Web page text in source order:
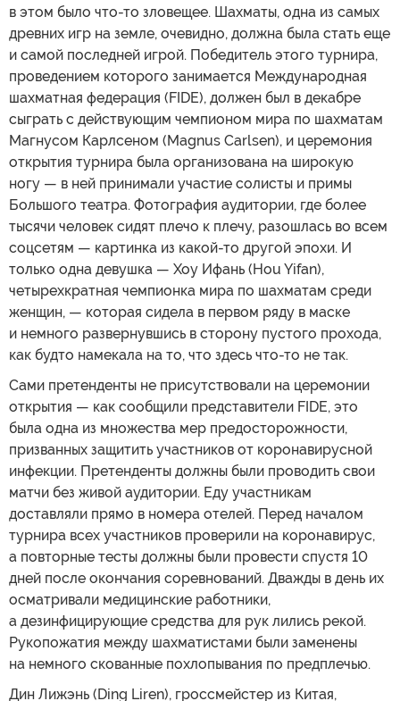
в этом было что-то зловещее. Шахматы, одна из самых
древних игр на земле, очевидно, должна была стать еще
и самой последней игрой. Победитель этого турнира,
проведением которого занимается Международная
шахматная федерация (FIDE), должен был в декабре
сыграть с действующим чемпионом мира по шахматам
Магнусом Карлсеном (Magnus Carlsen), и церемония
открытия турнира была организована на широкую
ногу — в ней принимали участие солисты и примы
Большого театра. Фотография аудитории, где более
тысячи человек сидят плечо к плечу, разошлась во всем
соцсетям — картинка из какой-то другой эпохи. И
только одна девушка — Хоу Ифань (Hou Yifan),
четырехкратная чемпионка мира по шахматам среди
женщин, — которая сидела в первом ряду в маске
и немного развернувшись в сторону пустого прохода,
как будто намекала на то, что здесь что-то не так.
Сами претенденты не присутствовали на церемонии
открытия — как сообщили представители FIDE, это
была одна из множества мер предосторожности,
призванных защитить участников от коронавирусной
инфекции. Претенденты должны были проводить свои
матчи без живой аудитории. Еду участникам
доставляли прямо в номера отелей. Перед началом
турнира всех участников проверили на коронавирус,
а повторные тесты должны были провести спустя 10
дней после окончания соревнований. Дважды в день их
осматривали медицинские работники,
а дезинфицирующие средства для рук лились рекой.
Рукопожатия между шахматистами были заменены
на немного скованные похлопывания по предплечью.
Дин Лижэнь (Ding Liren), гроссмейстер из Китая,